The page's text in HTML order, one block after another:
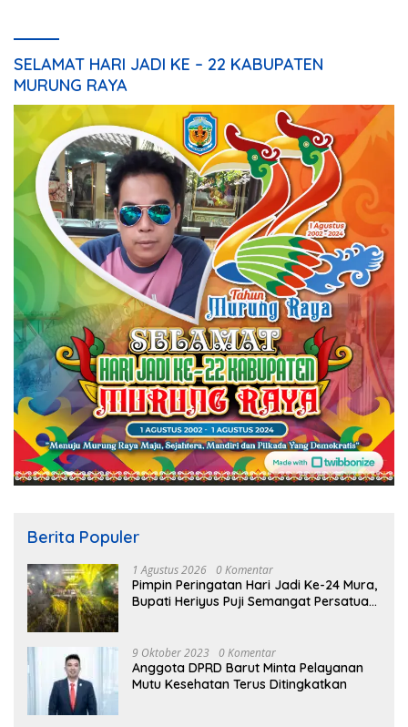
SELAMAT HARI JADI KE – 22 KABUPATEN
MURUNG RAYA
Berita Populer
1 Agustus 2026 0 Komentar
Pimpin Peringatan Hari Jadi Ke-24 Mura,
Bupati Heriyus Puji Semangat Persatuan
9 Oktober 2023 0 Komentar
Anggota DPRD Barut Minta Pelayanan
Mutu Kesehatan Terus Ditingkatkan